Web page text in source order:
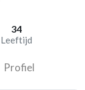
34
Leeftijd
Profiel